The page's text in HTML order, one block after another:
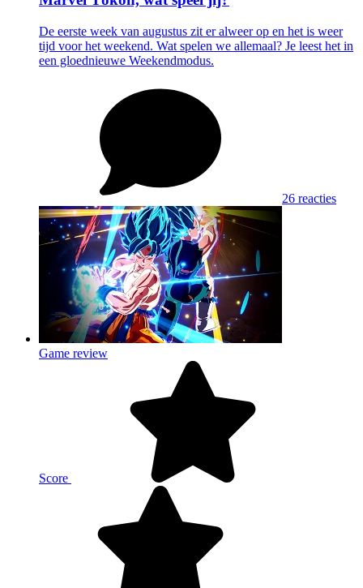
De eerste week van augustus zit er alweer op en het is weer
tijd voor het weekend. Wat spelen we allemaal? Je leest het in
een gloednieuwe Weekendmodus.
26 reacties
Game review
Score